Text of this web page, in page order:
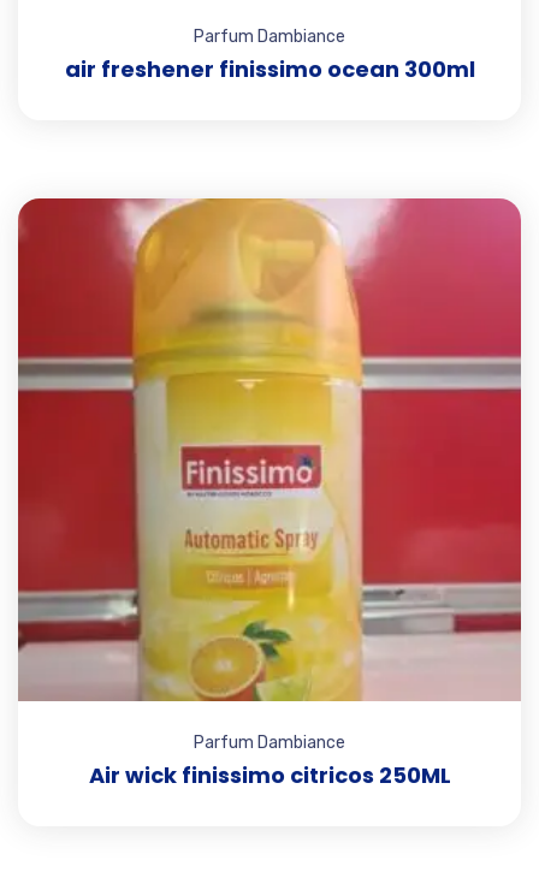
Parfum Dambiance
air freshener finissimo ocean 300ml
Parfum Dambiance
Air wick finissimo citricos 250ML